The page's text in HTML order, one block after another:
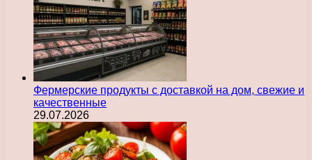
Фермерские продукты с доставкой на дом, свежие и
качественные
29.07.2026